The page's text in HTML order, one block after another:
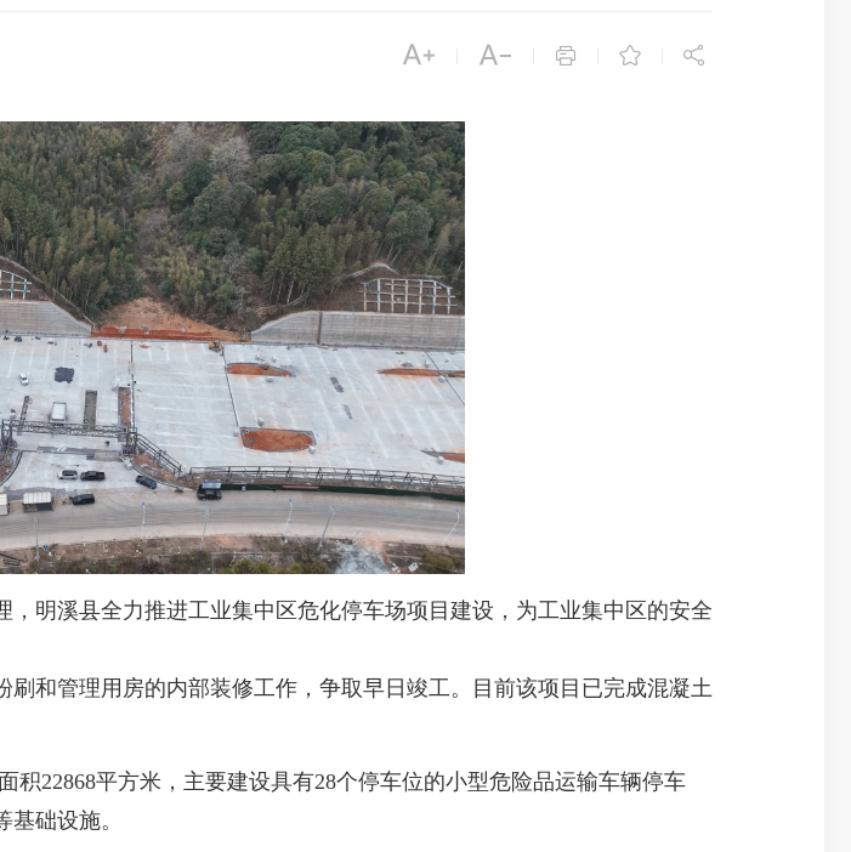
    
溪县全力推进工业集中区危化停车场项目建设，为工业集中区的安全
和管理用房的内部装修工作，争取早日竣工。目前该项目已完成混凝土
22868平方米，主要建设具有28个停车位的小型危险品运输车辆停车
础设施。